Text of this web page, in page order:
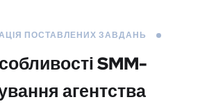
ПОСТАВЛЕНИХ ЗАВДАНЬ
SMM-
агентства